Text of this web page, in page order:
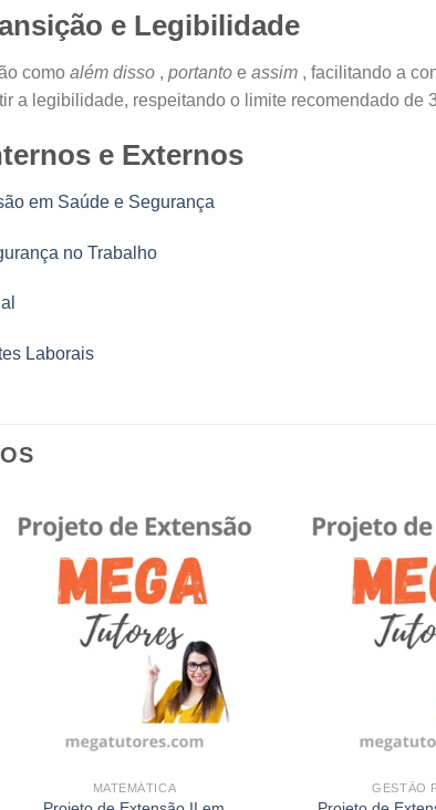
e Legibilidade
como além disso , portanto e assim , facilitando a
a legibilidade, respeitando o limite recomendado de
e Externos
em Saúde e Segurança
no Trabalho
Laborais
MATEMÁTICA GESTÃO